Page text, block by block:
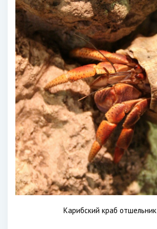
Карибский краб отшельник